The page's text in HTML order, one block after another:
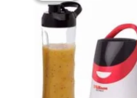
era:
$ 3.607,00.